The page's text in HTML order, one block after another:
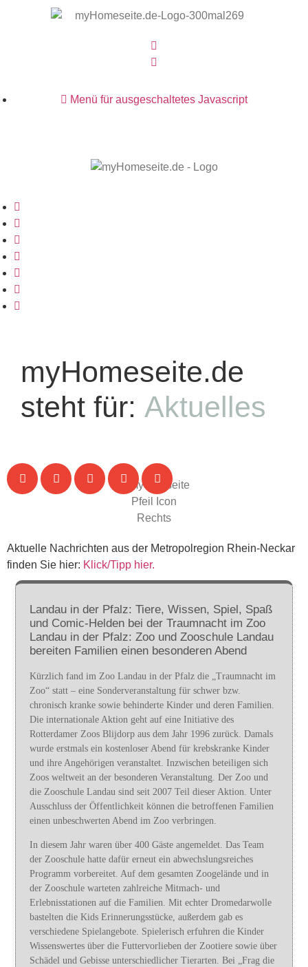
Menü für ausgeschaltetes Javascript
myHomeseite.de
steht für: Aktuelles
Aktuelle Nachrichten aus der Metropolregion Rhein-Neckar
finden Sie hier: Klick/Tipp hier.
Landau in der Pfalz: Tiere, Wissen, Spiel, Spaß
und Comic-Helden bei der Traumnacht im Zoo
Landau in der Pfalz: Zoo und Zooschule Landau
bereiten Familien einen besonderen Abend
Kürzlich fand im Zoo Landau in der Pfalz die „Traumnacht im
Zoo“ statt – eine Sonderveranstaltung für schwer bzw.
chronisch kranke sowie behinderte Kinder und deren Familien.
Die internationale Aktion geht auf eine Initiative des
Rotterdamer Zoos Blijdorp aus dem Jahr 1996 zurück. Damals
wurde erstmals ein kostenloser Abend für krebskranke Kinder
und ihre Angehörigen veranstaltet. Inzwischen beteiligen sich
Zoos weltweit an der besonderen Veranstaltung. Der Zoo und
die Zooschule Landau sind seit 2007 Teil dieser Aktion. Unter
Ausschluss der Öffentlichkeit können die betroffenen Familien
einen unbeschwerten Abend im Zoo verbringen.
In diesem Jahr waren über 400 Gäste angemeldet. Das Team
der Zooschule hatte dafür erneut ein abwechslungsreiches
Programm vorbereitet. Auf dem gesamten Zoogelände und in
der Zooschule warteten zahlreiche Mitmach- und
Erlebnisstationen auf die Familien. Mit echter Dromedarwolle
bastelten die Kids Erinnerungsstücke, außerdem gab es
verschiedene Spielangebote. Spielerisch erfuhren die Kinder
Wissenswertes über die Futtervorlieben der Zootiere sowie über
Schädel und Gebisse unterschiedlicher Tierarten. Bei „Frag die